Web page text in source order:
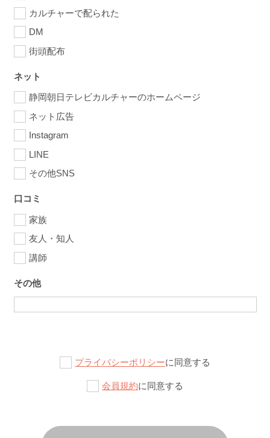
カルチャーで配られた
DM
街頭配布
ネット
静岡朝日テレビカルチャーのホームページ
ネット広告
Instagram
LINE
その他SNS
口コミ
家族
友人・知人
講師
その他
プライバシーポリシーに同意する
会員規約に同意する